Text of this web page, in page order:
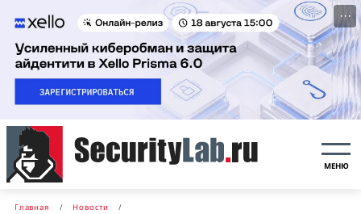
···
МЕНЮ
Главная Новости